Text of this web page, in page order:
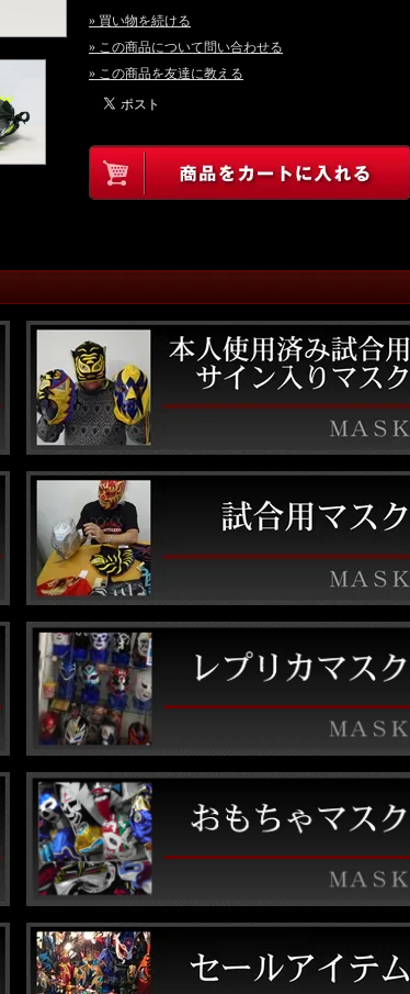
» 買い物を続ける
» この商品について問い合わせる
» この商品を友達に教える